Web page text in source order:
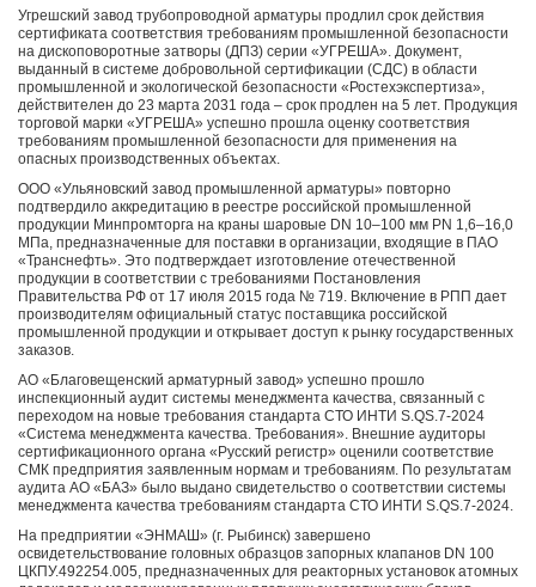
Угрешский завод трубопроводной арматуры продлил срок действия
сертификата соответствия требованиям промышленной безопасности
на дископоворотные затворы (ДПЗ) серии «УГРЕША». Документ,
выданный в системе добровольной сертификации (СДС) в области
промышленной и экологической безопасности «Ростехэкспертиза»,
действителен до 23 марта 2031 года – срок продлен на 5 лет. Продукция
торговой марки «УГРЕША» успешно прошла оценку соответствия
требованиям промышленной безопасности для применения на
опасных производственных объектах.
ООО «Ульяновский завод промышленной арматуры» повторно
подтвердило аккредитацию в реестре российской промышленной
продукции Минпромторга на краны шаровые DN 10–100 мм PN 1,6–16,0
МПа, предназначенные для поставки в организации, входящие в ПАО
«Транснефть». Это подтверждает изготовление отечественной
продукции в соответствии с требованиями Постановления
Правительства РФ от 17 июля 2015 года № 719. Включение в РПП дает
производителям официальный статус поставщика российской
промышленной продукции и открывает доступ к рынку государственных
заказов.
АО «Благовещенский арматурный завод» успешно прошло
инспекционный аудит системы менеджмента качества, связанный с
переходом на новые требования стандарта СТО ИНТИ S.QS.7-2024
«Система менеджмента качества. Требования». Внешние аудиторы
сертификационного органа «Русский регистр» оценили соответствие
СМК предприятия заявленным нормам и требованиям. По результатам
аудита АО «БАЗ» было выдано свидетельство о соответствии системы
менеджмента качества требованиям стандарта СТО ИНТИ S.QS.7-2024.
На предприятии «ЭНМАШ» (г. Рыбинск) завершено
освидетельствование головных образцов запорных клапанов DN 100
ЦКПУ.492254.005, предназначенных для реакторных установок атомных